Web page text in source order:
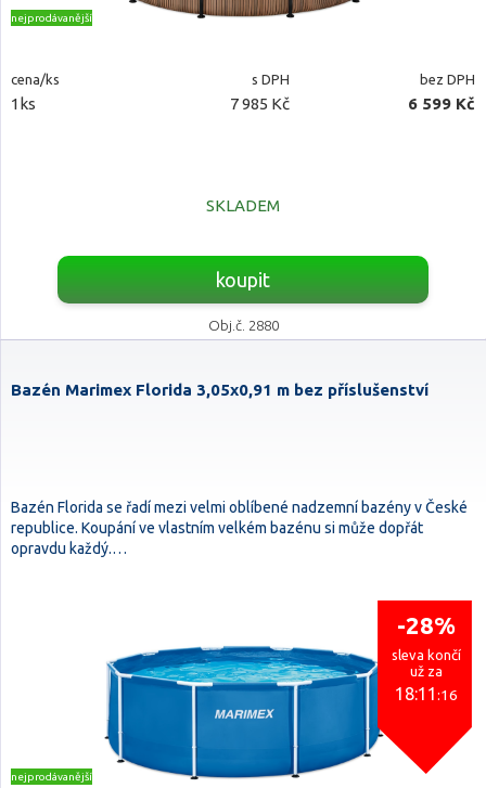
nejprodávanější
cena/ks s DPH bez DPH
1ks 7 985 Kč 6 599 Kč
SKLADEM
koupit
Obj.č. 2880
Bazén Marimex Florida 3,05x0,91 m bez příslušenství
Bazén Florida se řadí mezi velmi oblíbené nadzemní bazény v České
republice. Koupání ve vlastním velkém bazénu si může dopřát
opravdu každý.…
-28%
sleva končí
už za
18:11:15
nejprodávanější